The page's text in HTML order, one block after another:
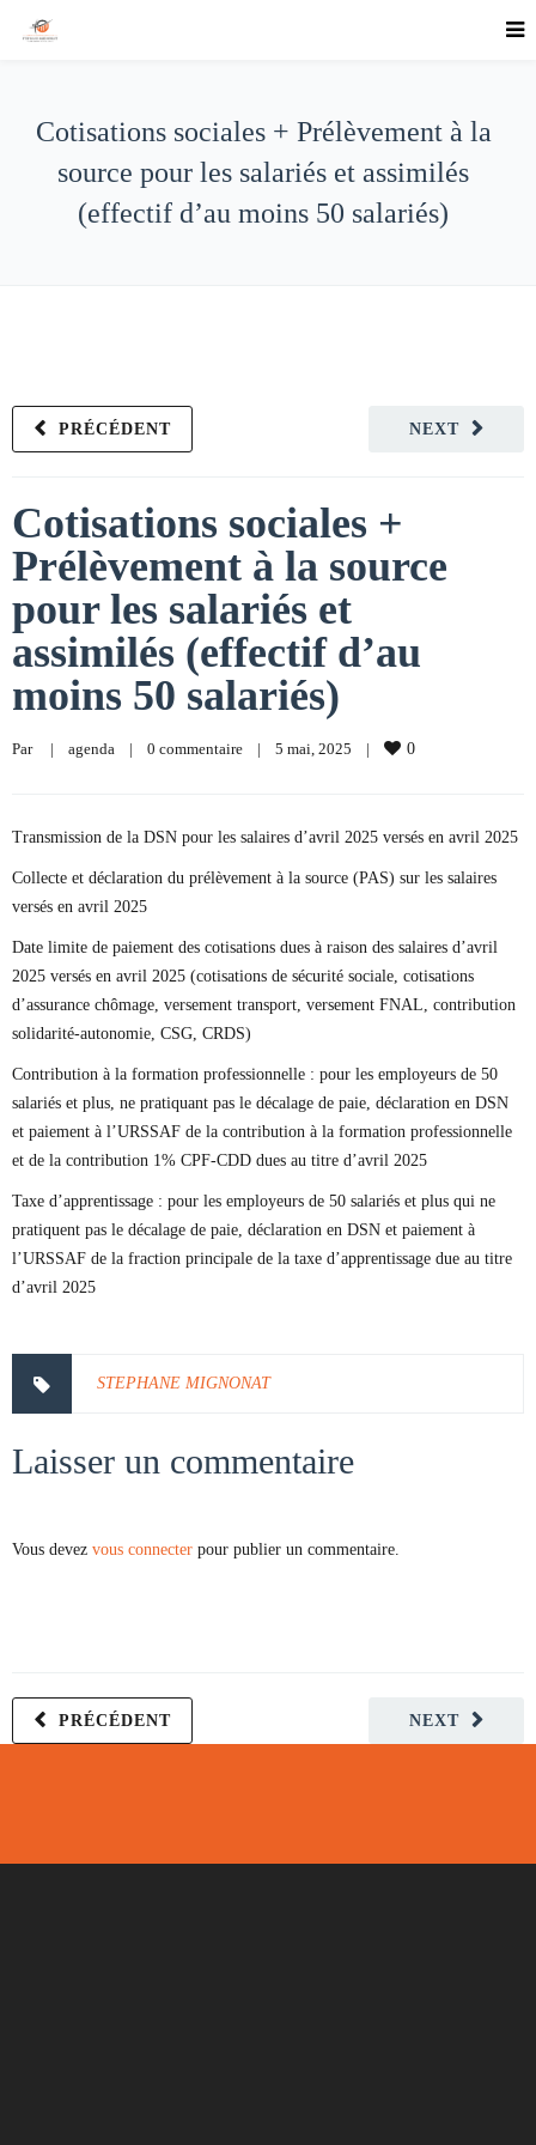
Cotisations sociales + Prélèvement à la
source pour les salariés et assimilés
(effectif d’au moins 50 salariés)
NEXT
PRÉCÉDENT
Cotisations sociales +
Prélèvement à la source
pour les salariés et
assimilés (effectif d’au
moins 50 salariés)
Par | agenda | 0 commentaire | 5 mai, 2025 | 0
Transmission de la DSN pour les salaires d’avril 2025 versés en avril 2025
Collecte et déclaration du prélèvement à la source (PAS) sur les salaires
versés en avril 2025
Date limite de paiement des cotisations dues à raison des salaires d’avril
2025 versés en avril 2025 (cotisations de sécurité sociale, cotisations
d’assurance chômage, versement transport, versement FNAL, contribution
solidarité-autonomie, CSG, CRDS)
Contribution à la formation professionnelle : pour les employeurs de 50
salariés et plus, ne pratiquant pas le décalage de paie, déclaration en DSN
et paiement à l’URSSAF de la contribution à la formation professionnelle
et de la contribution 1% CPF-CDD dues au titre d’avril 2025
Taxe d’apprentissage : pour les employeurs de 50 salariés et plus qui ne
pratiquent pas le décalage de paie, déclaration en DSN et paiement à
l’URSSAF de la fraction principale de la taxe d’apprentissage due au titre
d’avril 2025
STEPHANE MIGNONAT
Laisser un commentaire
Vous devez vous connecter pour publier un commentaire.
NEXT
PRÉCÉDENT